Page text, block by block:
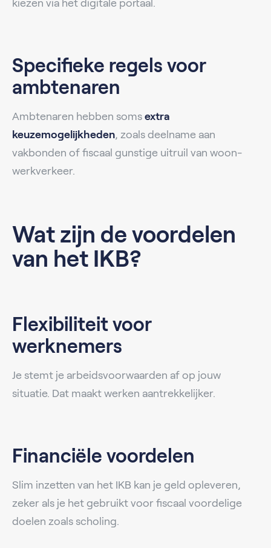
kiezen via het digitale portaal.
Specifieke regels voor
ambtenaren
Ambtenaren hebben soms extra
keuzemogelijkheden, zoals deelname aan
vakbonden of fiscaal gunstige uitruil van woon-
werkverkeer.
Wat zijn de voordelen
van het IKB?
Flexibiliteit voor
werknemers
Je stemt je arbeidsvoorwaarden af op jouw
situatie. Dat maakt werken aantrekkelijker.
Financiële voordelen
Slim inzetten van het IKB kan je geld opleveren,
zeker als je het gebruikt voor fiscaal voordelige
doelen zoals scholing.